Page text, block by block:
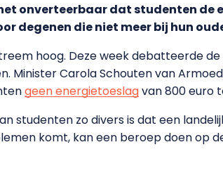
onverteerbaar dat studenten de
degenen die niet meer bij hun
hoog. Deze week debatteerde
Minister Carola Schouten van
geen energietoeslagvan 800 euro
studenten zo divers is dat een
komt, kan een beroep doen op